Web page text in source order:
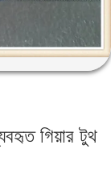
গিয়ার টুথ